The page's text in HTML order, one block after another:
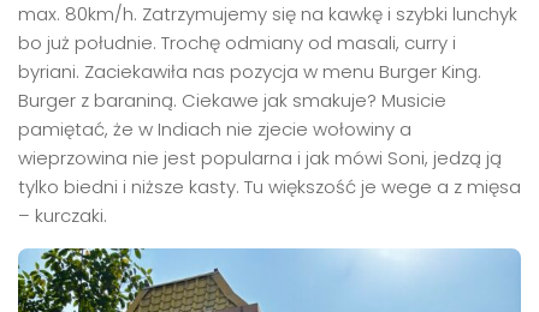
max. 80km/h. Zatrzymujemy się na kawkę i szybki lunchyk
bo już południe. Trochę odmiany od masali, curry i
byriani. Zaciekawiła nas pozycja w menu Burger King.
Burger z baraniną. Ciekawe jak smakuje? Musicie
pamiętać, że w Indiach nie zjecie wołowiny a
wieprzowina nie jest popularna i jak mówi Soni, jedzą ją
tylko biedni i niższe kasty. Tu większość je wege a z mięsa
– kurczaki.